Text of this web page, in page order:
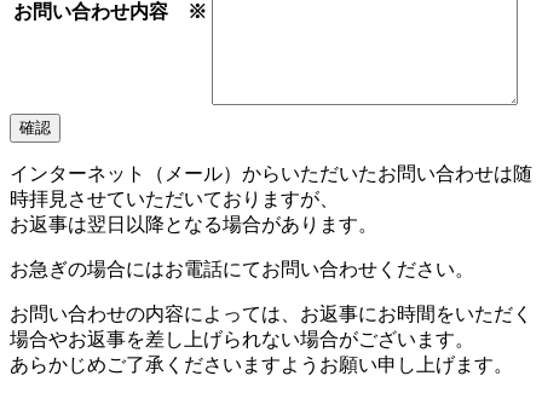
お問い合わせ内容 ※
確認
インターネット（メール）からいただいたお問い合わせは随
時拝見させていただいておりますが、
お返事は翌日以降となる場合があります。
お急ぎの場合にはお電話にてお問い合わせください。
お問い合わせの内容によっては、お返事にお時間をいただく
場合やお返事を差し上げられない場合がございます。
あらかじめご了承くださいますようお願い申し上げます。